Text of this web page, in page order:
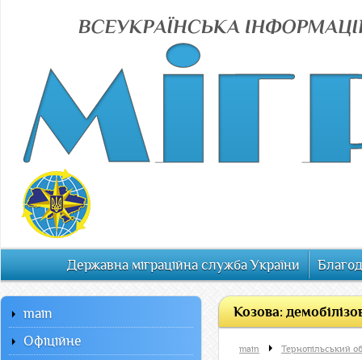
Державна міграційна служба України
Козова:
main Тернопільський
main
Офiцiйне